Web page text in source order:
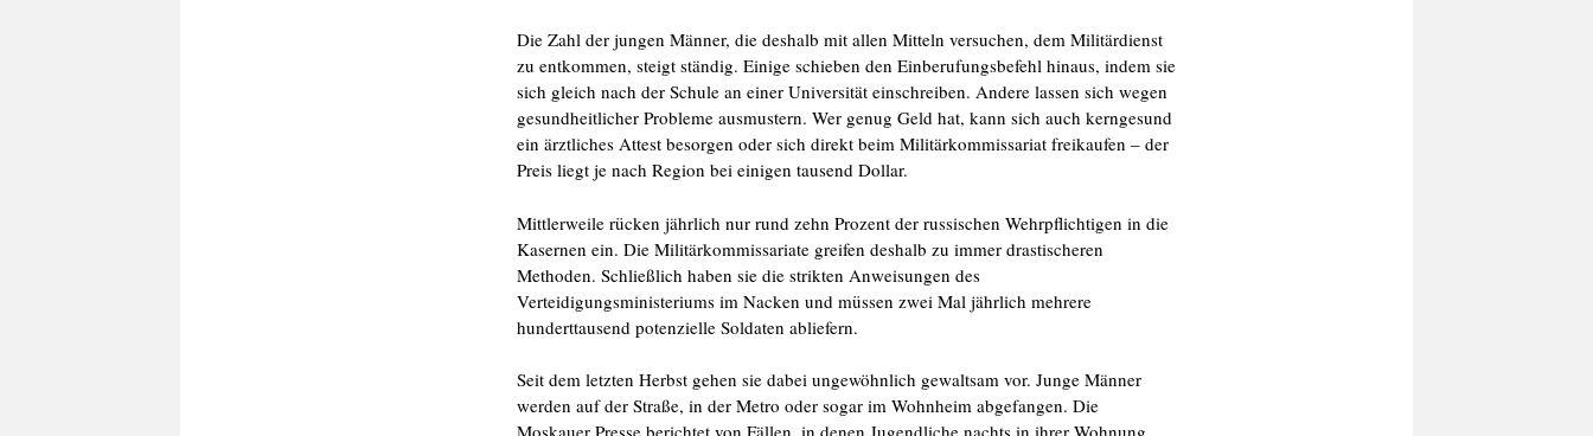
Die Zahl der jungen Männer, die deshalb mit allen Mitteln versuchen, dem Militärdienst
zu entkommen, steigt ständig. Einige schieben den Einberufungsbefehl hinaus, indem sie
sich gleich nach der Schule an einer Universität einschreiben. Andere lassen sich wegen
gesundheitlicher Probleme ausmustern. Wer genug Geld hat, kann sich auch kerngesund
ein ärztliches Attest besorgen oder sich direkt beim Militärkommissariat freikaufen – der
Preis liegt je nach Region bei einigen tausend Dollar.
Mittlerweile rücken jährlich nur rund zehn Prozent der russischen Wehrpflichtigen in die
Kasernen ein. Die Militärkommissariate greifen deshalb zu immer drastischeren
Methoden. Schließlich haben sie die strikten Anweisungen des
Verteidigungsministeriums im Nacken und müssen zwei Mal jährlich mehrere
hunderttausend potenzielle Soldaten abliefern.
Seit dem letzten Herbst gehen sie dabei ungewöhnlich gewaltsam vor. Junge Männer
werden auf der Straße, in der Metro oder sogar im Wohnheim abgefangen. Die
Moskauer Presse berichtet von Fällen, in denen Jugendliche nachts in ihrer Wohnung